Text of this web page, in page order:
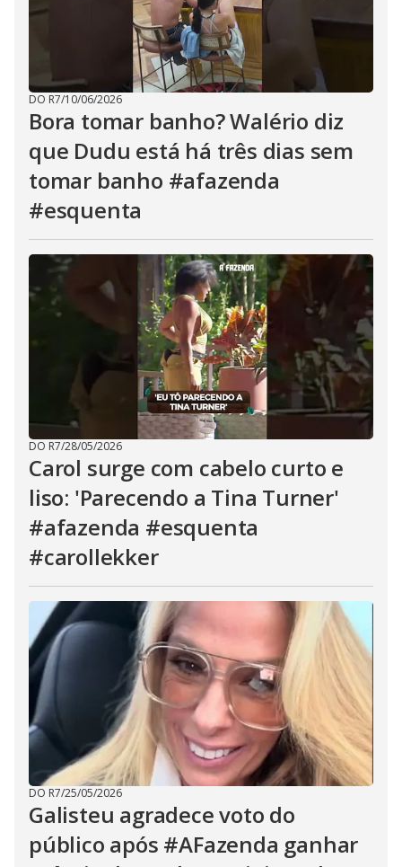
DO R7/10/06/2026
Bora tomar banho? Walério diz
que Dudu está há três dias sem
tomar banho #afazenda
#esquenta
DO R7/28/05/2026
Carol surge com cabelo curto e
liso: 'Parecendo a Tina Turner'
#afazenda #esquenta
#carollekker
DO R7/25/05/2026
Galisteu agradece voto do
público após #AFazenda ganhar